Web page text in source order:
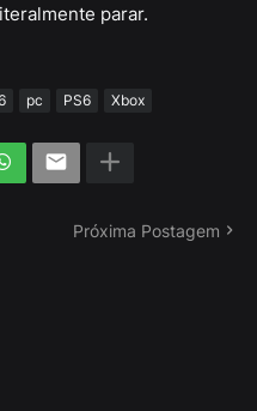
parar.
pc PS6 Xbox
Próxima Postagem